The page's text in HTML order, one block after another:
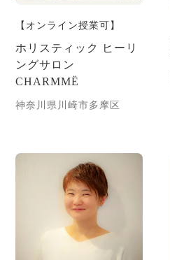
【オンライン授業可】
ホリスティック ヒーリ
ングサロン
CHARMMЁ
神奈川県川崎市多摩区